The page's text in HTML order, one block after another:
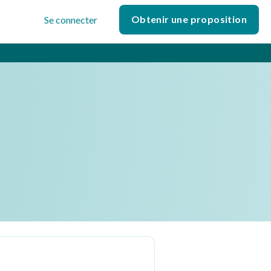
Se connecter Obtenir une proposition